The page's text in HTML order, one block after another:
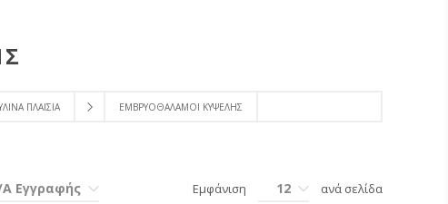
ΠΛΑΊΣΙΑ ΕΜΒΡΥΟΘΆΛΑΜΟΙ ΚΥΨΈΛΗΣ
Εγγραφής Εμφάνιση 12 ανά σελίδα